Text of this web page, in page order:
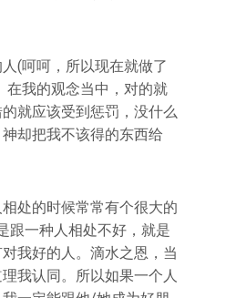
(呵呵，所以现在就做了
在我的观念当中，对的就
就应该受到惩罚，没什么
却把我不该得的东西给
处的时候常常有个很大的
跟一种人相处不好，就是
我好的人。滴水之恩，当
我认同。所以如果一个人